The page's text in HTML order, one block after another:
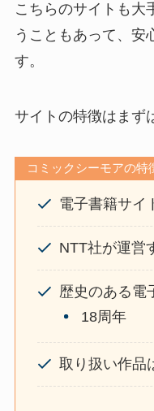
こちらのサイトも大
うこともあって、安
す。
サイトの特徴はまず
コミックシーモアの特
電子書籍サイ
NTT社が運営
歴史のある電
18周年
取り扱い作品